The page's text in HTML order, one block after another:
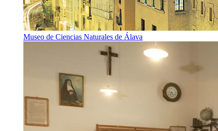
Museo de Ciencias Naturales de Álava